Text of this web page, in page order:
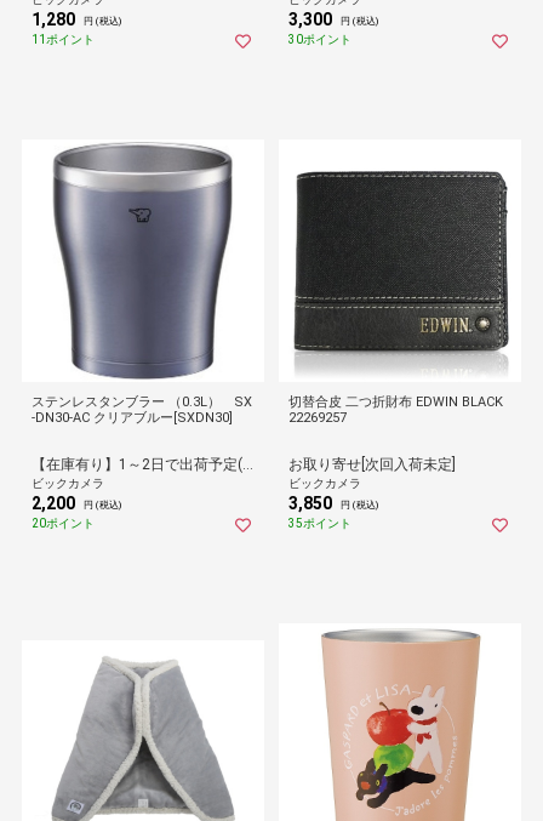
1,280 円 (税込)
11ポイント
3,300 円 (税込)
30ポイント
ステンレスタンブラー （0.3L） SX
-DN30-AC クリアブルー[SXDN30]
ビックカメラ
2,200 円 (税込)
20ポイント
切替合皮 二つ折財布 EDWIN BLACK
22269257
お取り寄せ[次回入荷未定]
ビックカメラ
3,850 円 (税込)
35ポイント